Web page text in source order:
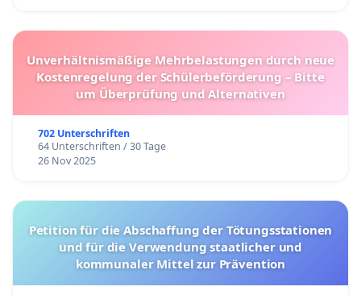
Unverhältnismäßige Mehrbelastungen durch neue
Kostenregelung der Schülerbeförderung – Bitte
um Überprüfung und Alternativen
702 Unterschriften
64 Unterschriften / 30 Tage
26 Nov 2025
Petition für die Abschaffung der Tötungsstationen
und für die Verwendung staatlicher und
kommunaler Mittel zur Prävention